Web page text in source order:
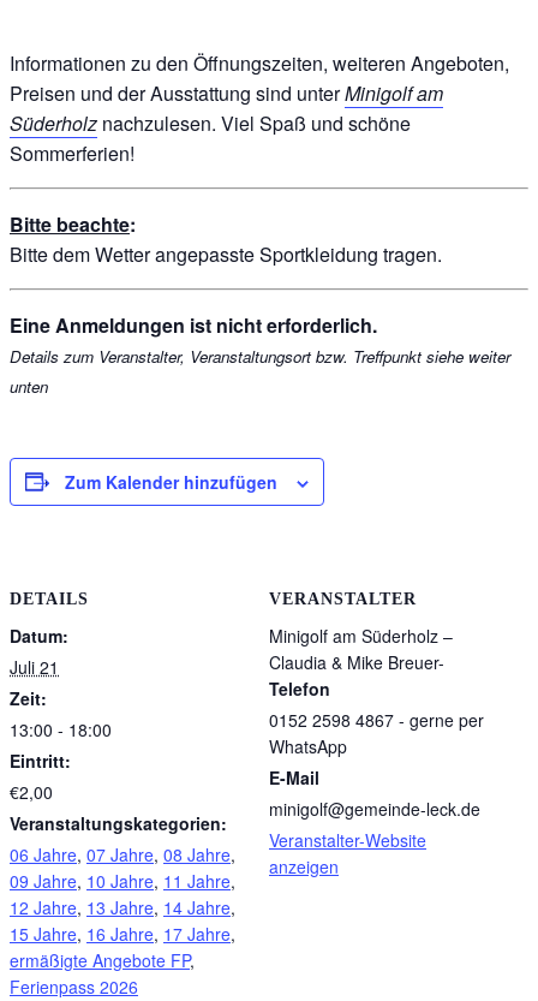
Informationen zu den Öffnungszeiten, weiteren Angeboten,
Preisen und der Ausstattung sind unterMinigolf am
Süderholz nachzulesen. Viel Spaß und schöne
Sommerferien!
Bitte beachte:
Bitte dem Wetter angepasste Sportkleidung tragen.
Eine Anmeldungen ist nicht erforderlich.
Details zum Veranstalter, Veranstaltungsort bzw. Treffpunkt siehe weiter
unten
Zum Kalender hinzufügen
DETAILS
Datum:
Juli 21
Zeit:
13:00 - 18:00
Eintritt:
€2,00
Veranstaltungskategorien:
06 Jahre, 07 Jahre, 08 Jahre,
09 Jahre, 10 Jahre, 11 Jahre,
12 Jahre, 13 Jahre, 14 Jahre,
15 Jahre, 16 Jahre, 17 Jahre,
ermäßigte Angebote FP,
Ferienpass 2026
VERANSTALTER
Minigolf am Süderholz –
Claudia & Mike Breuer-
Telefon
0152 2598 4867 - gerne per
WhatsApp
E-Mail
minigolf@gemeinde-leck.de
Veranstalter-Website
anzeigen